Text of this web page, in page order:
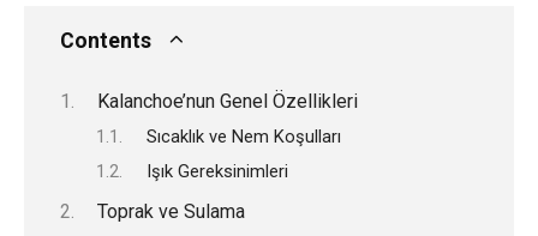
Contents
Kalanchoe’nun Genel Özellikleri
Sıcaklık ve Nem Koşulları
Işık Gereksinimleri
Toprak ve Sulama